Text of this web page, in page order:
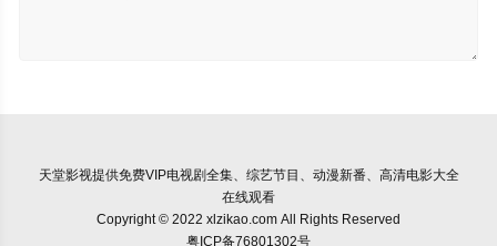
天堂影视提供免费VIP电视剧全集、综艺节目、动漫新番、高清电影大全
在线观看
Copyright © 2022 xlzikao.com All Rights Reserved
粤ICP备76801302号